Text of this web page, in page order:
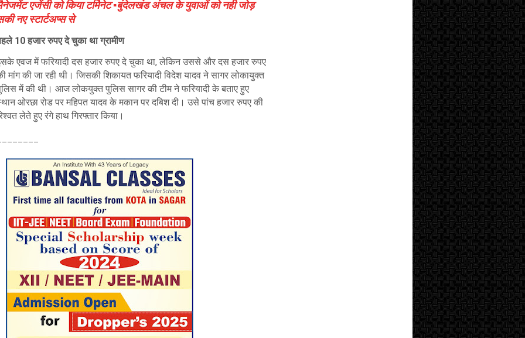
एजेंसी को किया टर्मिनेट ▪️बुंदेलखंड अंचल के युवाओं को नही जोड़
नए स्टार्टअप्स से
10 हजार रुपए दे चुका था ग्रामीण
एवज में फरियादी दस हजार रुपए दे चुका था, लेकिन उससे और दस हजार रुपए
मांग की जा रही थी। जिसकी शिकायत फरियादी विदेश यादव ने सागर लोकायुक्त
में की थी। आज लोकयुक्त पुलिस सागर की टीम ने फरियादी के बताए हुए
ओरछा रोड पर महिपत यादव के मकान पर दबिश दी। उसे पांच हजार रुपए की
लेते हुए रंगे हाथ गिरफ्तार किया।